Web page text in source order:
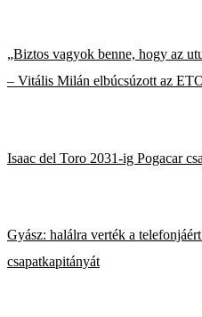
„Biztos vagyok benne, hogy az
– Vitális Milán elbúcsúzott az
Isaac del Toro 2031-ig Pogacar
Gyász: halálra verték a
csapatkapitányát